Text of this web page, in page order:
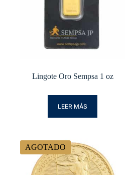
Lingote Oro Sempsa 1 oz
LEER MÁS
AGOTADO